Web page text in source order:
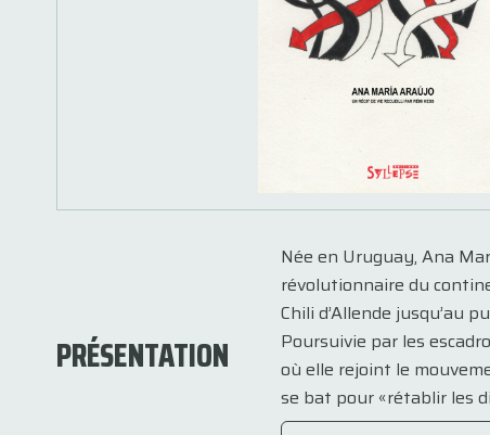
PRÉSENTATION
Née en Uruguay, Ana
révolutionnaire du
Chili d’Allende jusqu’au
Poursuivie par les
où elle rejoint le
se bat pour «rétablir les